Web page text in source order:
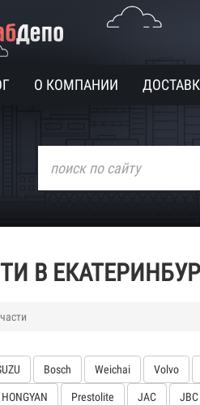
О КОМПАНИИ
В
Bosch Weichai Volvo
HONGYAN Prestolite JAC JBC